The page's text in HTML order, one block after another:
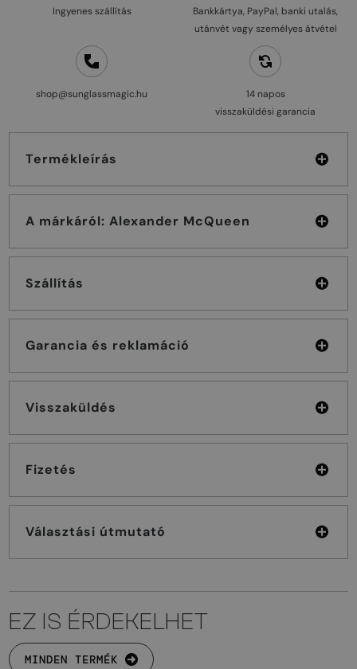
Ingyenes szállítás
Bankkártya, PayPal, banki utalás,
utánvét vagy személyes átvétel
shop@sunglassmagic.hu
14 napos
visszaküldési garancia
Termékleírás
A márkáról: Alexander McQueen
Szállítás
Garancia és reklamáció
Visszaküldés
Fizetés
Választási útmutató
EZ IS ÉRDEKELHET
MINDEN TERMÉK